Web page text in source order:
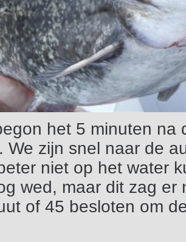
het 5 minuten na
We zijn snel naar de
niet op het water
wed, maar dit zag
of 45 besloten om